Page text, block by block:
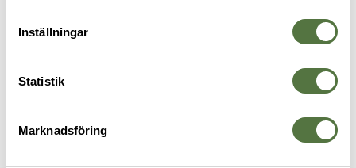
Inställningar
Statistik
Marknadsföring